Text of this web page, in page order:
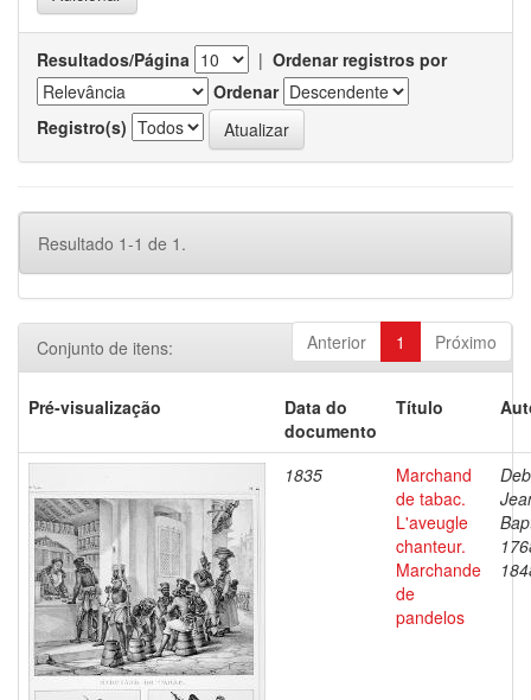
Resultados/Página | Ordenar registros por
Ordenar
Registro(s)
Resultado 1-1 de 1.
Anterior 1 Próximo
Conjunto de itens:
Pré-visualização
Data do
documento
Título
1835
Marchand
de tabac.
L'aveugle
chanteur.
Marchande
de
pandelos